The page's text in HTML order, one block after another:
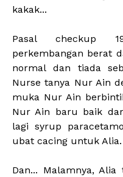
kakak...
Pasal checkup
perkembangan berat
normal dan tiada
Nurse tanya Nur Ain
muka Nur Ain
Nur Ain baru baik
lagi syrup
ubat cacing untuk Alia.
Dan... Malamnya,